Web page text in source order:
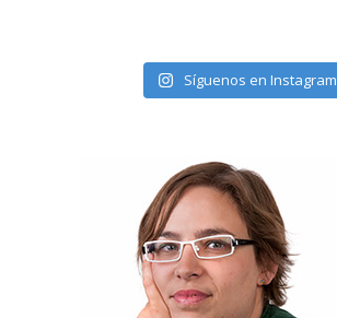
Síguenos en Instagram